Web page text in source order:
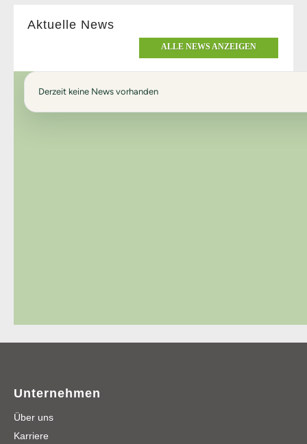
Aktuelle News
ALLE NEWS ANZEIGEN
Unternehmen
Über uns
Karriere